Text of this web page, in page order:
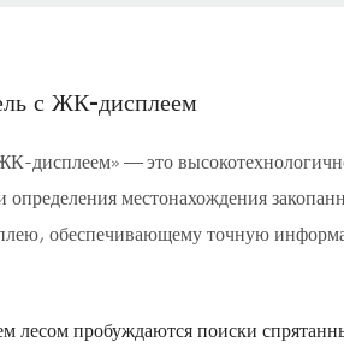
с ЖК-дисплеем
дисплеем» — это
местонахождения
обеспечивающему точную
лесом пробуждаются поиски